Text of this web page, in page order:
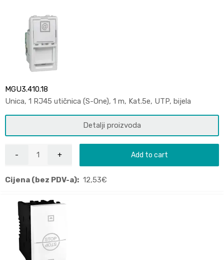
MGU3.410.18
Unica, 1 RJ45 utičnica (S-One), 1 m, Kat.5e, UTP, bijela
Detalji proizvoda
Add to cart
Cijena (bez PDV-a): 12,53€